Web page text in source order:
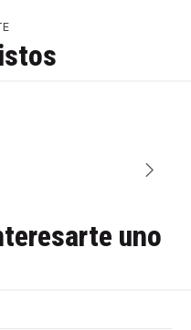
uno